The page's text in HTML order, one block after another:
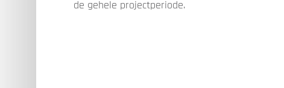
de gehele projectperiode.